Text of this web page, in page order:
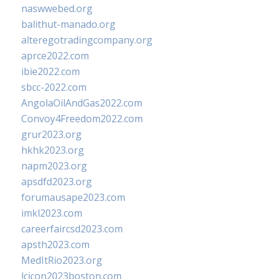
naswwebed.org
balithut-manado.org
alteregotradingcompany.org
aprce2022.com
ibie2022.com
sbcc-2022.com
AngolaOilAndGas2022.com
Convoy4Freedom2022.com
grur2023.org
hkhk2023.org
napm2023.org
apsdfd2023.org
forumausape2023.com
imkl2023.com
careerfaircsd2023.com
apsth2023.com
MedItRio2023.org
lcicon2023boston.com